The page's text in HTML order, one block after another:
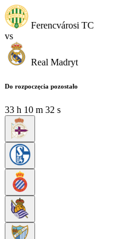
Ferencvárosi TC
vs
Real Madryt
Do rozpoczęcia pozostało
33 h 10 m 31 s